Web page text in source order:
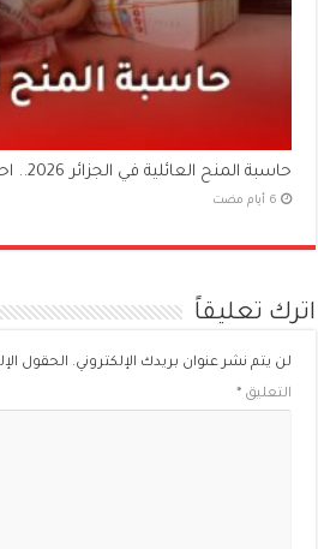
حاسبة المنح العائلية في الجزائر 2026.. احسب منحتك بسهولة
اترك تعليقاً
لن يتم نشر عنوان بريدك الإلكتروني. الحقول
التعليق*